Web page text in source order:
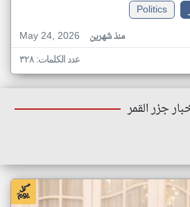
Politics
May 24, 2026
منذ شهرين
عدد الكلمات: ٣٢٨
جزر القمر